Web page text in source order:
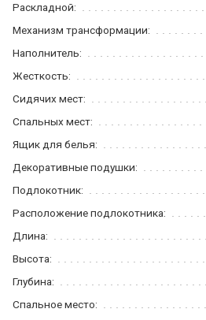
Раскладной:
Механизм трансформации:
Наполнитель:
Жесткость:
Сидячих мест:
Спальных мест:
Ящик для белья:
Декоративные подушки:
Подлокотник:
Расположение подлокотника:
Длина:
Высота:
Глубина:
Спальное место: